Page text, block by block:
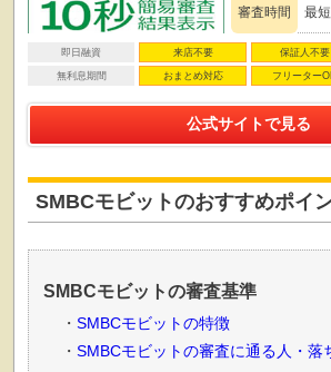
審査時間 最
即日融資 来店不要 保証人不要
無利息期間 おまとめ対応 フリーター
公式サイトで見る
SMBCモビットのおすすめポイ
SMBCモビットの審査基準
SMBCモビットの特徴
SMBCモビットの審査に通る人・落